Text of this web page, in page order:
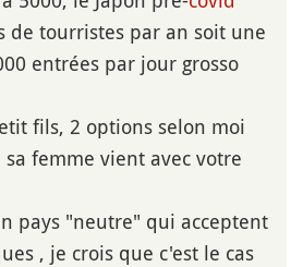
de tourristes par an soit une
entrées par jour grosso
fils, 2 options selon moi
femme vient avec votre
pays "neutre" qui acceptent
, je crois que c'est le cas